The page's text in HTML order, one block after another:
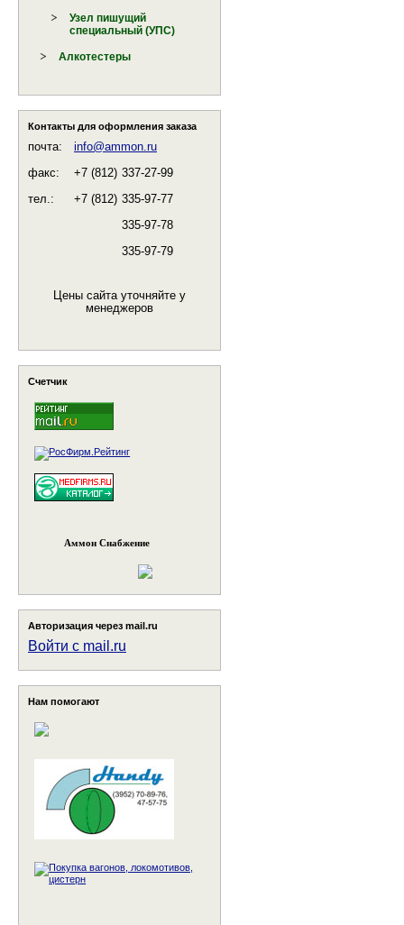
Узел пишущий
специальный (УПС)
Алкотестеры
Контакты для оформления заказа
почта:
info@ammon.ru
факс:
+7 (812) 337-27-99
тел.:
+7 (812) 335-97-77
335-97-78
335-97-79
Цены сайта уточняйте у
менеджеров
Счетчик
Аммон Снабжение
Авторизация через mail.ru
Войти с mail.ru
Нам помогают